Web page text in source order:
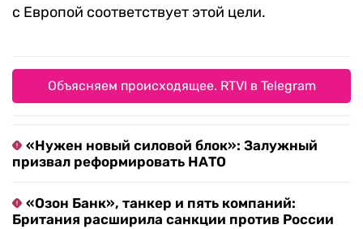
с Европой соответствует этой цели.
Объясняем происходящее. RTVI в Telegram
«Нужен новый силовой блок»: Залужный
призвал реформировать НАТО
«Озон Банк», танкер и пять компаний:
Британия расширила санкции против России